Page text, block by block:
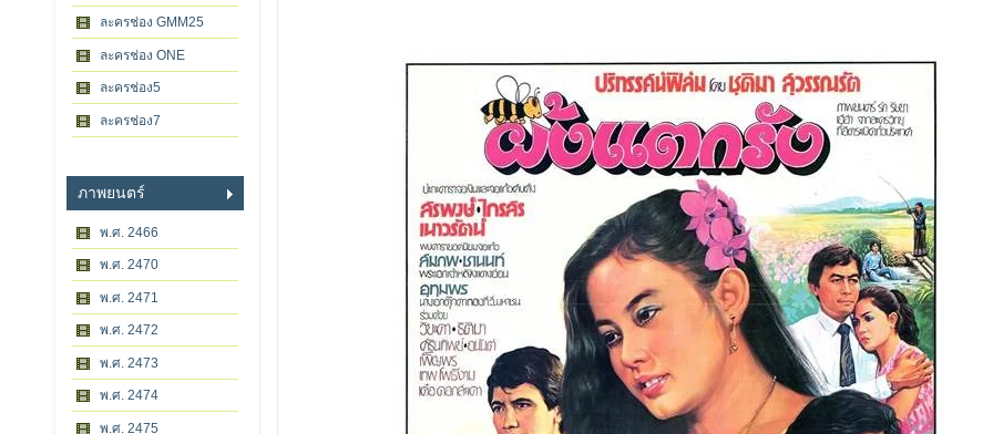
ละครช่อง GMM25
ละครช่อง ONE
ละครช่อง5
ละครช่อง7
ภาพยนตร์
พ.ศ. 2466
พ.ศ. 2470
พ.ศ. 2471
พ.ศ. 2472
พ.ศ. 2473
พ.ศ. 2474
พ.ศ. 2475